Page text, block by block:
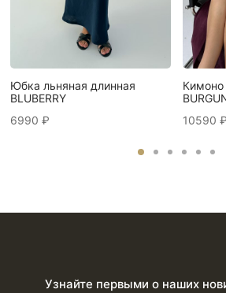
Юбка льняная длинная
BLUBERRY
6990 ₽
Кимоно
10590 ₽
Узнайте первыми о наших